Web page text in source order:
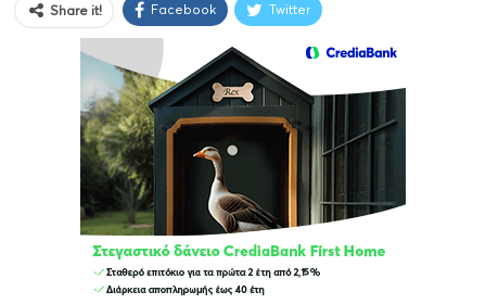
Share it! Facebook Twitter